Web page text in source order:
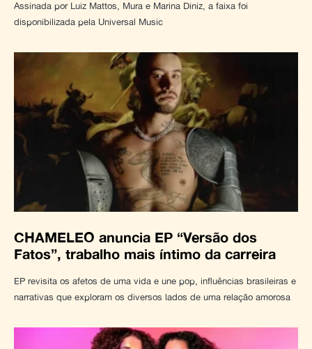
Assinada por Luiz Mattos, Mura e Marina Diniz, a faixa foi
disponibilizada pela Universal Music
CHAMELEO anuncia EP “Versão dos
Fatos”, trabalho mais íntimo da carreira
EP revisita os afetos de uma vida e une pop, influências brasileiras e
narrativas que exploram os diversos lados de uma relação amorosa